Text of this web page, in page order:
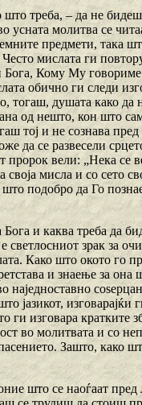
треба, – да не бидеш
усната молитва се
предмети, така
мислата ги
Бога, Кому Му
обично ги следи
тогаш, душата како да
од нешто, кон што
тој и не сознава
да се развесели
вели: „Нека се
своја мисла и со сето
подобро да Го
Бога и каква треба да
зрак за
Како што окото го
и знаење за
јазикот, изговарајќи
ги изговара кратките
во молитвата и со
Зашто, како
што се наоѓаат